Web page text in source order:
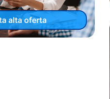
alta oferta